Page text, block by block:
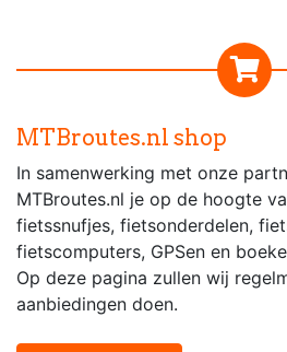
MTBroutes.nl shop
In samenwerking met onze
MTBroutes.nl je op de hoogte
fietssnufjes, fietsonderdelen,
fietscomputers, GPSen en
Op deze pagina zullen wij
aanbiedingen doen.